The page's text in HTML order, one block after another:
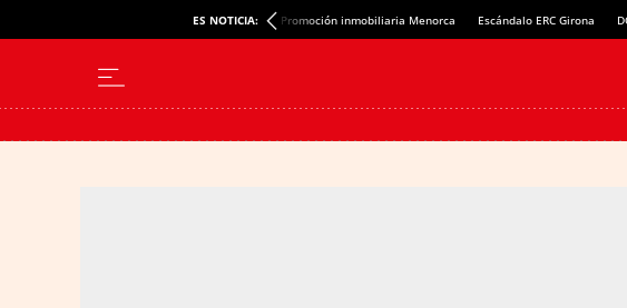
ES NOTICIA: Promoción inmobiliaria Menorca Escándalo ERC Girona